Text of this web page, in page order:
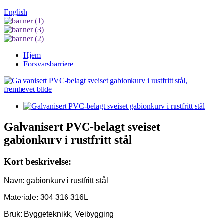
English
Hjem
Forsvarsbarriere
Galvanisert PVC-belagt sveiset
gabionkurv i rustfritt stål
Kort beskrivelse:
Navn: gabionkurv i rustfritt stål
Materiale: 304 316 316L
Bruk: Byggeteknikk, Veibygging